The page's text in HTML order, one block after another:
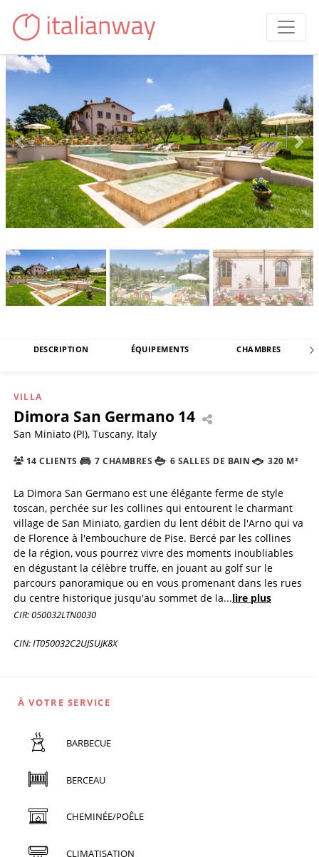
DESCRIPTION ÉQUIPEMENTS CHAMBRES
VILLA
Dimora San Germano 14
San Miniato (PI), Tuscany, Italy
14 CLIENTS 7 CHAMBRES 6 SALLES DE BAIN 320 M²
La Dimora San Germano est une élégante ferme de style
toscan, perchée sur les collines qui entourent le charmant
village de San Miniato, gardien du lent débit de l'Arno qui va
de Florence à l'embouchure de Pise. Bercé par les collines
de la région, vous pourrez vivre des moments inoubliables
en dégustant la célèbre truffe, en jouant au golf sur le
parcours panoramique ou en vous promenant dans les rues
du centre historique jusqu'au sommet de la...lire plus
CIR: 050032LTN0030
CIN: IT050032C2UJSUJK8X
À VOTRE SERVICE
BARBECUE
BERCEAU
CHEMINÉE/POÊLE
CLIMATISATION